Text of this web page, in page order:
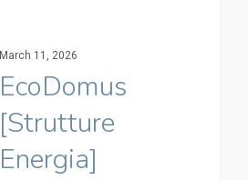
March 11, 2026
EcoDomus
[Strutture
Energia]